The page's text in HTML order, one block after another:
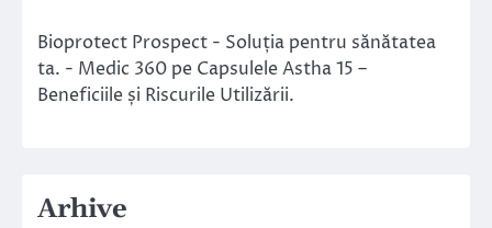
Bioprotect Prospect - Soluția pentru sănătatea
ta. - Medic 360 pe Capsulele Astha 15 –
Beneficiile și Riscurile Utilizării.
Arhive